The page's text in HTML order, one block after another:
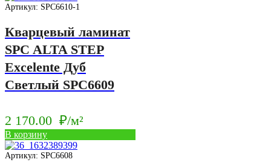
Артикул: SPC6610-1
Кварцевый ламинат
SPC ALTA STEP
Excelente Дуб
Светлый SPC6609
2 170.00 ₽/м²
В корзину
Артикул: SPC6608